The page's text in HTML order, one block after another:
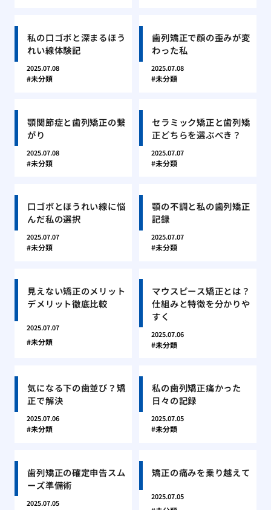
私の口ゴボと深まるほう
れい線体験記
2025.07.08
未分類
歯列矯正で顔の歪みが変
わった私
2025.07.08
未分類
顎関節症と歯列矯正の繋
がり
2025.07.08
未分類
セラミック矯正と歯列矯
正どちらを選ぶべき？
2025.07.07
未分類
口ゴボとほうれい線に悩
んだ私の選択
2025.07.07
未分類
顎の不調と私の歯列矯正
記録
2025.07.07
未分類
見えない矯正のメリット
デメリット徹底比較
2025.07.07
未分類
マウスピース矯正とは？
仕組みと特徴を分かりや
すく
2025.07.06
未分類
気になる下の歯並び？矯
正で解決
2025.07.06
未分類
私の歯列矯正痛かった
日々の記録
2025.07.05
未分類
歯列矯正の確定申告スム
ーズ準備術
2025.07.05
矯正の痛みを乗り越えて
2025.07.05